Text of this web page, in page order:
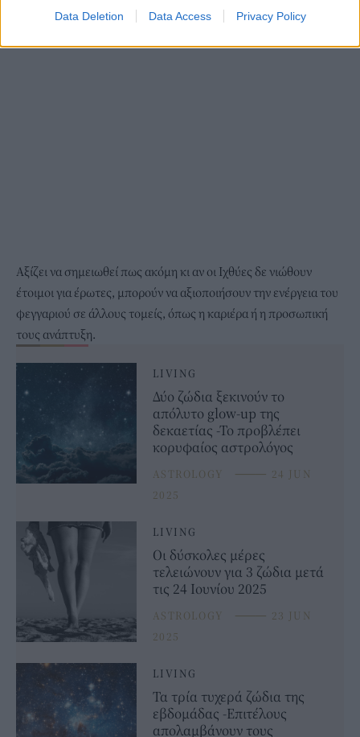
Data Deletion Data Access Privacy Policy
Αξίζει να σημειωθεί πως ακόμη κι αν οι Ιχθύες δε νιώθουν
έτοιμοι για έρωτες, μπορούν να αξιοποιήσουν την ενέργεια του
φεγγαριού σε άλλους τομείς, όπως η καριέρα ή η προσωπική
τους ανάπτυξη.
LIVING
Δύο ζώδια ξεκινούν το
απόλυτο glow-up της
δεκαετίας -Το προβλέπει
κορυφαίος αστρολόγος
ASTROLOGY ⸻ 24 JUN
2025
LIVING
Οι δύσκολες μέρες
τελειώνουν για 3 ζώδια μετά
τις 24 Ιουνίου 2025
ASTROLOGY ⸻ 23 JUN
2025
LIVING
Τα τρία τυχερά ζώδια της
εβδομάδας -Επιτέλους
απολαμβάνουν τους